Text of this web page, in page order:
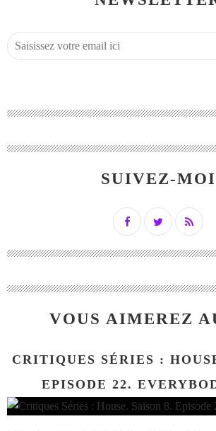
SUIVEZ-MOI
VOUS AIMEREZ
CRITIQUES SÉRIES :
EPISODE 22.